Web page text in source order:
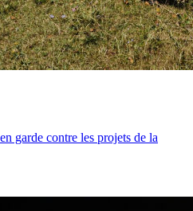
garde contre les projets de la